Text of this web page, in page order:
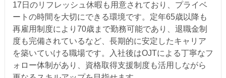
17日のリフレッシュ休暇も用意されており、プライベ
ートの時間を大切にできる環境です。定年65歳以降も
再雇用制度により70歳まで勤務可能であり、退職金制
度も完備されているなど、長期的に安定したキャリア
を築いていける職場です。入社後はOJTによる丁寧なフ
ォロー体制があり、資格取得支援制度も活用しながら